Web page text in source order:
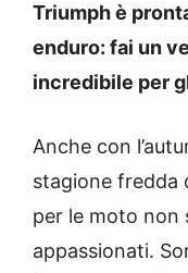
Triumph è
enduro: fai un
incredibile per
Anche con
stagione fredda
per le moto non
appassionati.